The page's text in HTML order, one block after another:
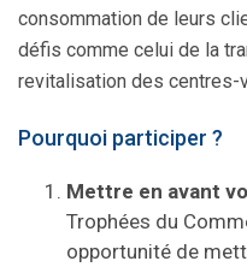
consommation de leurs
défis comme celui de la
revitalisation des centres-
Pourquoi participer ?
Mettre en avant
Trophées du
opportunité de